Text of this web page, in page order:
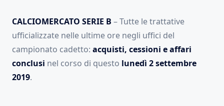
CALCIOMERCATO SERIE B – Tutte le trattative
ufficializzate nelle ultime ore negli uffici del
campionato cadetto: acquisti, cessioni e affari
conclusi nel corso di questo lunedì 2 settembre
2019.